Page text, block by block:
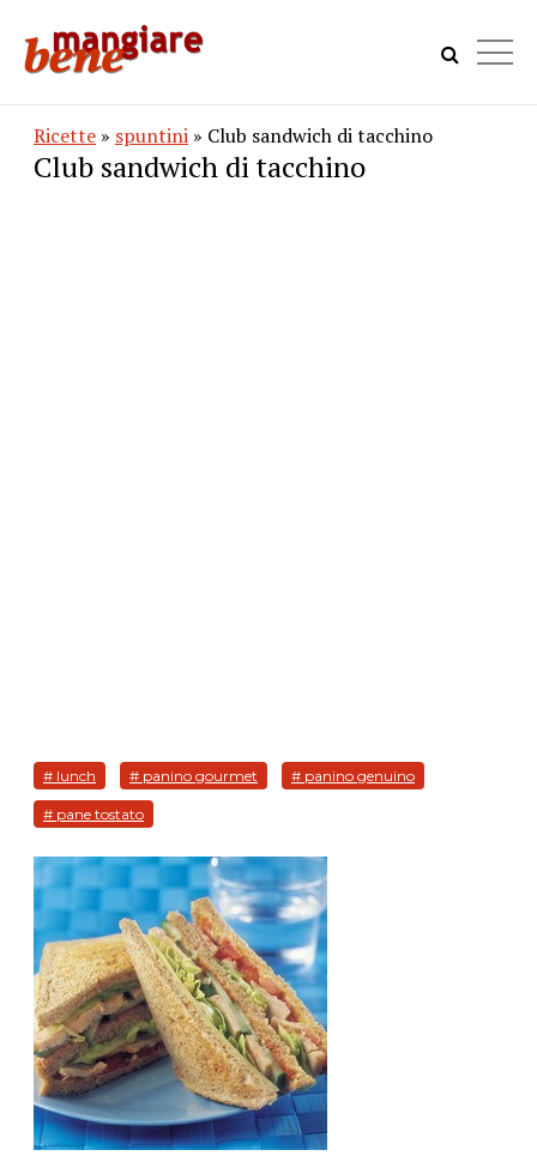
Ricette » spuntini » Club sandwich di tacchino
Club sandwich di tacchino
# lunch # panino gourmet # panino genuino
# pane tostato